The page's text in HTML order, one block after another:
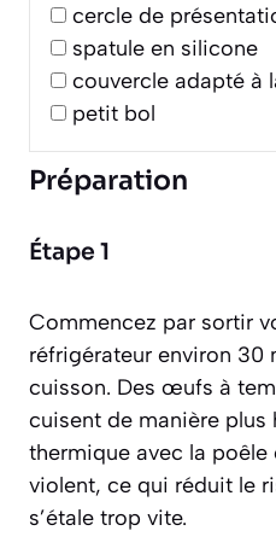
cercle de
spatule en silicone
couvercle adapté à
petit bol
Préparation
Étape 1
Commencez par sortir
réfrigérateur environ 30
cuisson. Des œufs à
cuisent de manière
thermique avec la poêle
violent, ce qui réduit le
s’étale trop vite.